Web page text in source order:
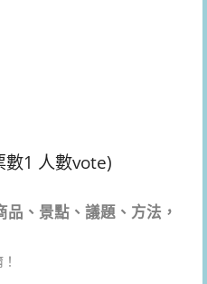
數1 人數vote)
、景點、議題、方法，